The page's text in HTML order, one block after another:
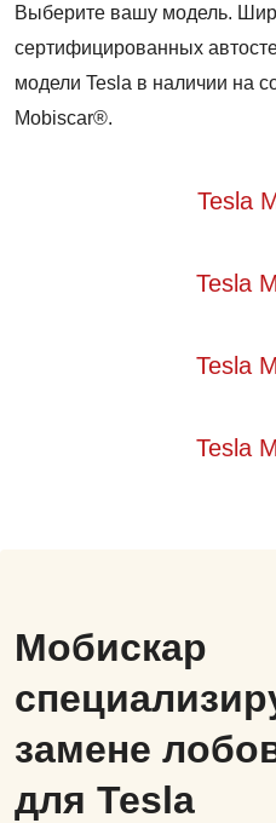
Выберите вашу модель.
сертифицированных
модели Tesla в наличии на
Mobiscar®.
Tesla
Tesla
Tesla
Tesla
Мобискар
замене
для Tesla